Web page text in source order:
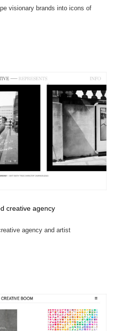
visionary brands into icons of
creative agency
agency and artist